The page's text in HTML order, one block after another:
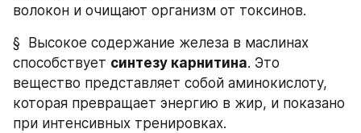
волокон и очищают организм от токсинов.
§  Высокое содержание железа в маслинах
способствует синтезу карнитина. Это
вещество представляет собой аминокислоту,
которая превращает энергию в жир, и показано
при интенсивных тренировках.